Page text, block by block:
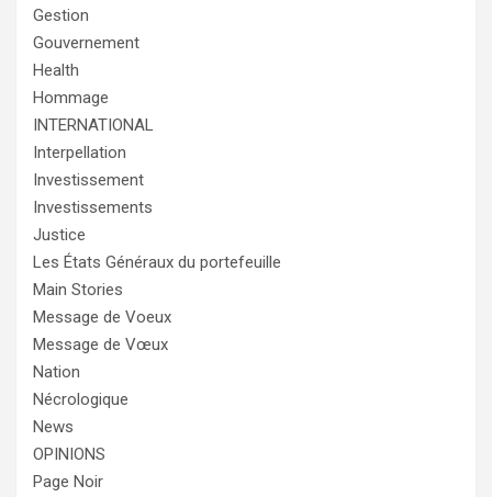
Gestion
Gouvernement
Health
Hommage
INTERNATIONAL
Interpellation
Investissement
Investissements
Justice
Les États Généraux du portefeuille
Main Stories
Message de Voeux
Message de Vœux
Nation
Nécrologique
News
OPINIONS
Page Noir